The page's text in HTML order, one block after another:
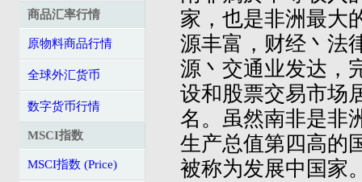
商品汇率行情
原物料商品行情
全球外汇货币
数字货币行情
MSCI指数
MSCI指数 (Price)
家，也是非洲最大
源丰富，财经丶法
源丶交通业发达，
设和股票交易市场
名。虽然南非是非
生产总值第四高的
被称为发展中国家